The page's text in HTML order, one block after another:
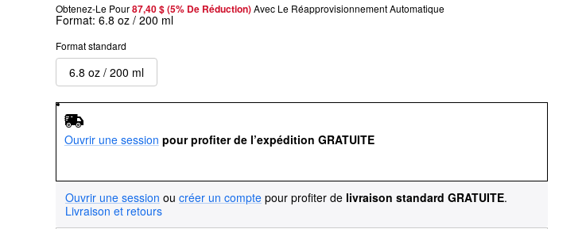
Obtenez-Le Pour87,40 $ (5% De Réduction) Avec Le Réapprovisionnement Automatique
Format: 6.8 oz / 200 ml
Format standard
6.8 oz / 200 ml
Ouvrir une session pour profiter de l’expédition GRATUITE
Ouvrir une session ou créer un compte pour profiter de livraison standard GRATUITE.
Livraison et retours